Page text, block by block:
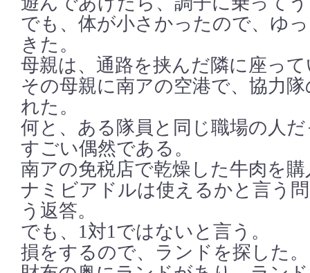
でも、体が小さかったので、ゆ
きた。
母親は、通路を挟んだ隣に座っ
その母親に南アの空港で、協力
れた。
何と、ある隊員と同じ職場の人
すごい偶然である。
南アの免税店で乾燥した牛肉を購
ナミビアドルは使えるかと言う
う返答。
でも、1対1ではないと言う。
損をするので、ランドを探した。